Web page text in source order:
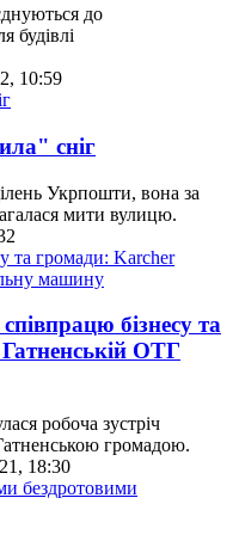
до
будівлі
10:59
сніг
Укрпошти, вона за
мити вулицю.
бізнесу та
ОТГ
робоча зустріч
громадою.
18:30